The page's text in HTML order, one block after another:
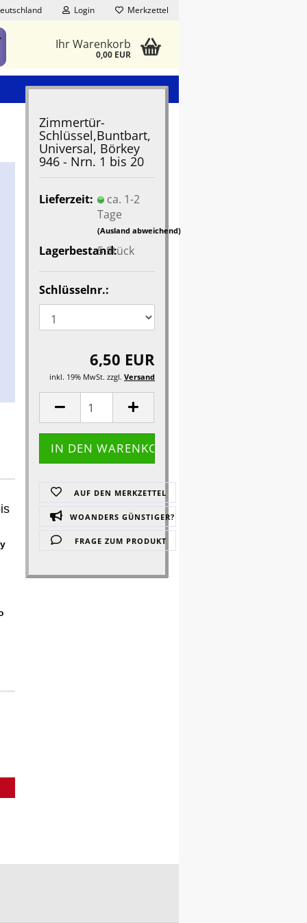
Login Merkzettel
Ihr Warenkorb
0,00 EUR
Zimmertür-
Schlüssel,Buntbart,
Universal, Börkey
946 - Nrn. 1 bis 20
Lieferzeit:
ca. 1-2
Tage
(Ausland abweichend)
Lagerbestand:
5Stück
Schlüsselnr.:
6,50 EUR
inkl. 19% MwSt. zzgl. Versand
AUF DEN MERKZETTEL
WOANDERS GÜNSTIGER?
FRAGE ZUM PRODUKT